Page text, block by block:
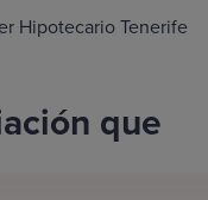
Hipotecario Tenerife
que